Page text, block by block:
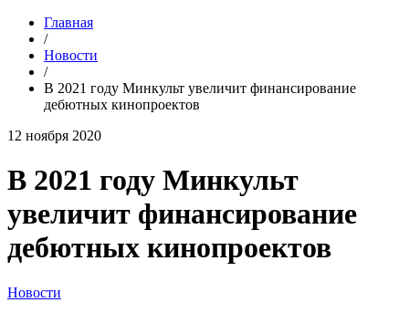
Главная
/
Новости
/
В 2021 году Минкульт увеличит финансирование
дебютных кинопроектов
12 ноября 2020
В 2021 году Минкульт
увеличит финансирование
дебютных кинопроектов
Новости